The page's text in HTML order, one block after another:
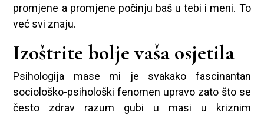
promjene a promjene počinju baš u tebi i meni. To
već svi znaju.
Izoštrite bolje vaša osjetila
Psihologija mase mi je svakako fascinantan
sociološko-psihološki fenomen upravo zato što se
često zdrav razum gubi u masi u kriznim